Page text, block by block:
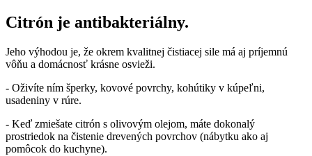
Citrón je antibakteriálny.
Jeho výhodou je, že okrem kvalitnej čistiacej sile má aj príjemnú
vôňu a domácnosť krásne osvieži.
- Oživíte ním šperky, kovové povrchy, kohútiky v kúpeľni,
usadeniny v rúre.
- Keď zmiešate citrón s olivovým olejom, máte dokonalý
prostriedok na čistenie drevených povrchov (nábytku ako aj
pomôcok do kuchyne).